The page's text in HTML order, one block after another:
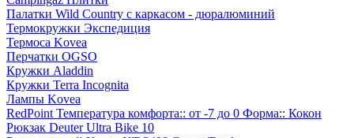
Палатки Wild Country с каркасом - дюралюминий
Термокружки Экспедиция
Термоса Kovea
Перчатки OGSO
Кружки Aladdin
Кружки Terra Incognita
Лампы Kovea
RedPoint Температура комфорта:: от -7 до 0 Форма:: Кокон
Рюкзак Deuter Ultra Bike 10